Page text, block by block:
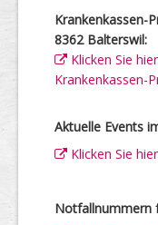
Krankenkassen-
8362 Balterswil:
Klicken Sie
Krankenkassen-
Aktuelle Events
Klicken Sie
Notfallnummern